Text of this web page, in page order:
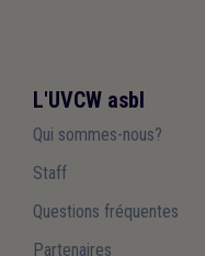
L'UVCW asbl
Qui sommes-nous?
Staff
Questions fréquentes
Partenaires